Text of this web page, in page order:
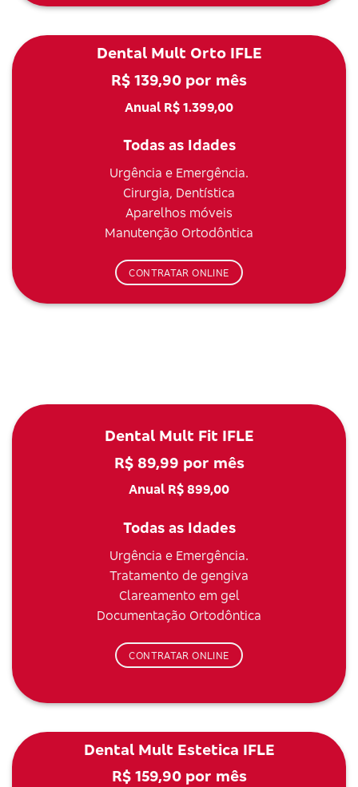
Dental Mult Orto IFLE
R$ 139,90 por mês
Anual R$ 1.399,00
Todas as Idades
Urgência e Emergência.
Cirurgia, Dentística
Aparelhos móveis
Manutenção Ortodôntica
CONTRATAR ONLINE
Dental Mult Fit IFLE
R$ 89,99 por mês
Anual R$ 899,00
Todas as Idades
Urgência e Emergência.
Tratamento de gengiva
Clareamento em gel
Documentação Ortodôntica
CONTRATAR ONLINE
Dental Mult Estetica IFLE
R$ 159,90 por mês